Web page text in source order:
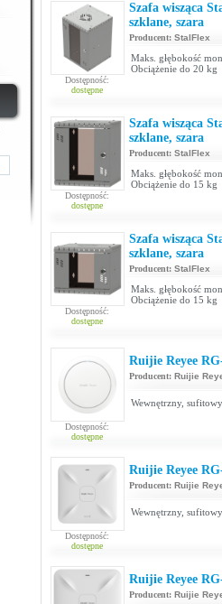
Dostępność:
dostępne
Szafa wisząca
szklane, szara
Producent: StalFlex
Maks. głębokość
Obciążenie do 20 kg
Dostępność:
dostępne
Szafa wisząca
szklane, szara
Producent: StalFlex
Maks. głębokość
Obciążenie do 15 kg
Dostępność:
dostępne
Szafa wisząca
szklane, szara
Producent: StalFlex
Maks. głębokość
Obciążenie do 15 kg
Dostępność:
dostępne
Ruijie Reyee
Producent: Ruijie
Wewnętrzny,
Dostępność:
dostępne
Ruijie Reyee
Producent: Ruijie
Wewnętrzny,
Ruijie Reyee
Producent: Ruijie